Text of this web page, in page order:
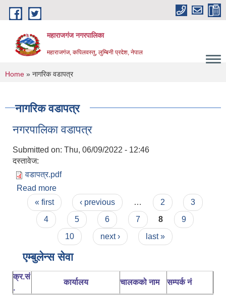
Skip to main content
महाराजगंज नगरपालिका
महाराजगंज, कपिलवस्तु, लुम्बिनी प्रदेश, नेपाल
You are here
Home » नागरिक वडापत्र
नागरिक वडापत्र
नगरपालिका वडापत्र
Submitted on: Thu, 06/09/2022 - 12:46
दस्तावेज:
वडापत्र.pdf
Read more
Pages
« first ‹ previous … 2
3
4
5 6 7 8
9
10
next › last »
एम्बुलेन्स सेवा
क्र.सं
.
कार्यालय चालकको नाम सम्पर्क नं